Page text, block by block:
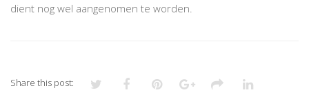
dient nog wel aangenomen te worden.
Share this post: